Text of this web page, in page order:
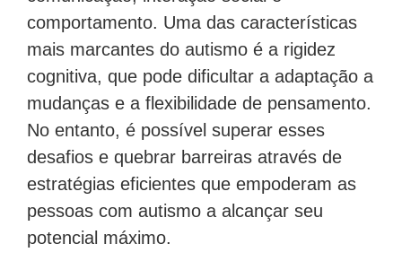
comportamento. Uma das características
mais marcantes do autismo é a rigidez
cognitiva, que pode dificultar a adaptação a
mudanças e a flexibilidade de pensamento.
No entanto, é possível superar esses
desafios e quebrar barreiras através de
estratégias eficientes que empoderam as
pessoas com autismo a alcançar seu
potencial máximo.